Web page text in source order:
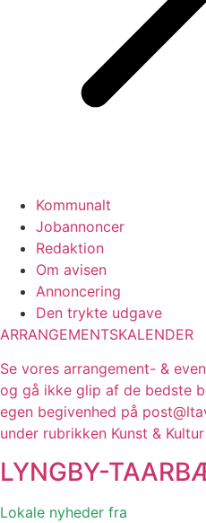
Kommunalt
Jobannoncer
Redaktion
Om avisen
Annoncering
Den trykte udgave
ARRANGEMENTSKALENDER
Se vores arrangement- &
og gå ikke glip af de bedste
egen begivenhed på
under rubrikken Kunst & Kultur
LYNGBY-
Lokale nyheder fra